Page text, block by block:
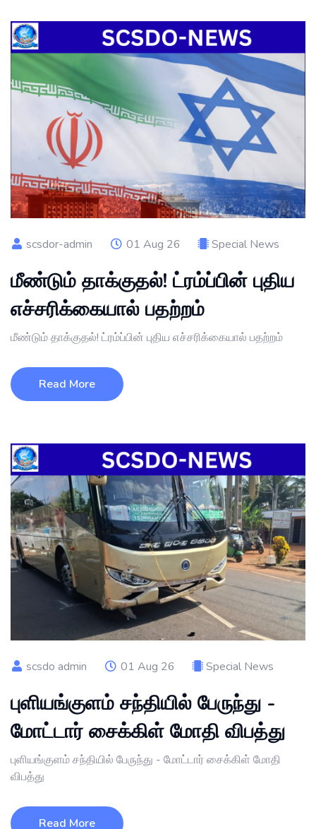
scsdor-admin 01 Aug 26 Special News
மீண்டும் தாக்குதல்! ட்ரம்ப்பின் புதிய
எச்சரிக்கையால் பதற்றம்
மீண்டும் தாக்குதல்! ட்ரம்ப்பின் புதிய எச்சரிக்கையால் பதற்றம்
Read More
scsdo admin 01 Aug 26 Special News
புளியங்குளம் சந்தியில் பேருந்து -
மோட்டார் சைக்கிள் மோதி விபத்து
புளியங்குளம் சந்தியில் பேருந்து - மோட்டார் சைக்கிள் மோதி
விபத்து
Read More